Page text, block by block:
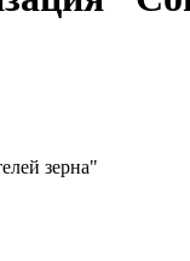
зерна"